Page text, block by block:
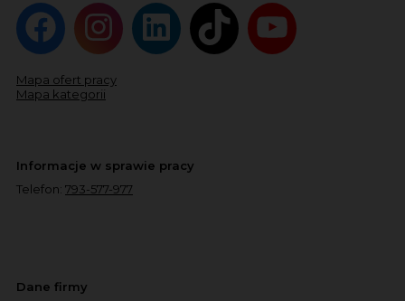
Mapa ofert pracy
Mapa kategorii
Informacje w sprawie pracy
Telefon: 793-577-977
Dane firmy